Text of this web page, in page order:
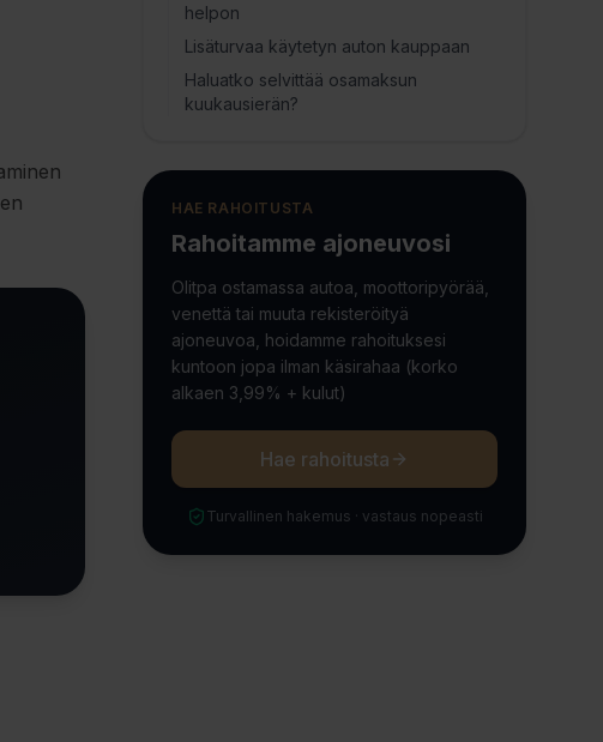
helpon
Lisäturvaa käytetyn auton kauppaan
Haluatko selvittää osamaksun
kuukausierän?
HAE RAHOITUSTA
Rahoitamme ajoneuvosi
Olitpa ostamassa autoa, moottoripyörää,
venettä tai muuta rekisteröityä
ajoneuvoa, hoidamme rahoituksesi
kuntoon jopa ilman käsirahaa (korko
alkaen 3,99% + kulut)
Hae rahoitusta
Turvallinen hakemus · vastaus nopeasti